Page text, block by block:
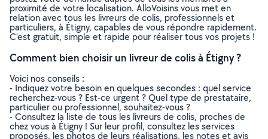
proximité de votre localisation. AlloVoisins vous met en
relation avec tous les livreurs de colis, professionnels et
particuliers, à Étigny, capables de vous répondre rapidement.
C’est gratuit, simple et rapide pour réaliser tous vos projets !
Comment bien choisir un livreur de colis à Étigny ?
Voici nos conseils :
- Indiquez votre besoin en quelques secondes : quel service
recherchez-vous ? Est-ce urgent ? Quel type de prestataire,
particulier ou professionnel, souhaitez-vous ?
- Consultez la liste de tous les livreurs de colis, proches de
chez vous à Étigny ! Sur leur profil, consultez les services
proposés, les photos de leurs réalisations, les notes et avis